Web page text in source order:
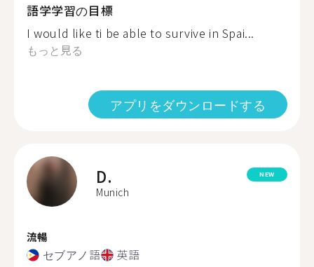
語学学習の目標
I would like ti be able to survive in Spai...
もっと見る
アプリをダウンロードする
D.
Munich
NEW
流暢
セブアノ語 英語